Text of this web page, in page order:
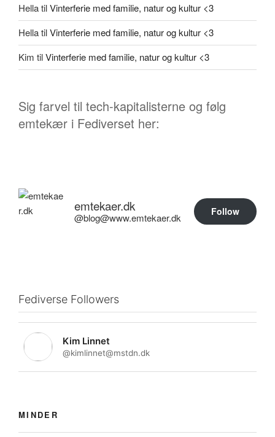
HellatilVinterferie med familie, natur og kultur <3
HellatilVinterferie med familie, natur og kultur <3
Kim tilVinterferie med familie, natur og kultur <3
Sig farvel til tech-kapitalisterne og følg
emtekær i Fediverset her:
emtekaer.dk
@blog@www.emtekaer.dk
Follow
Fediverse Followers
Kim Linnet
@kimlinnet@mstdn.dk
MINDER